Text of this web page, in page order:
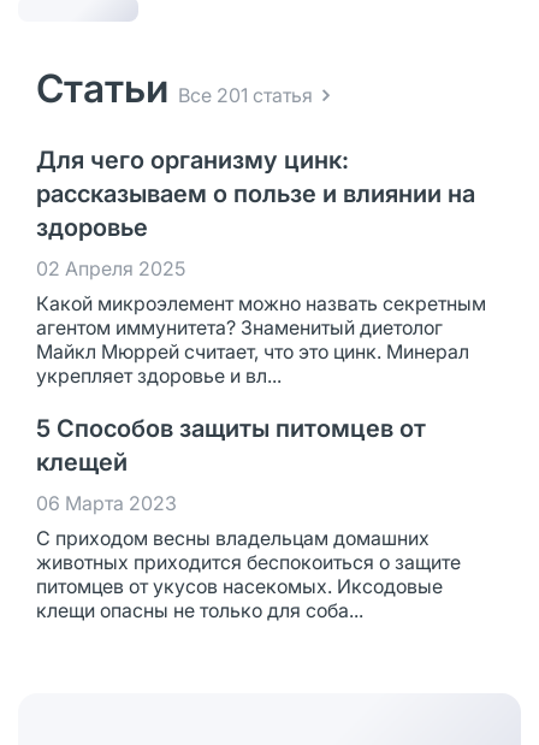
Статьи Все 201 статья
Для чего организму цинк:
рассказываем о пользе и влиянии на
здоровье
02 Апреля 2025
Какой микроэлемент можно назвать секретным
агентом иммунитета? Знаменитый диетолог
Майкл Мюррей считает, что это цинк. Минерал
укрепляет здоровье и вл...
5 Способов защиты питомцев от
клещей
06 Марта 2023
С приходом весны владельцам домашних
животных приходится беспокоиться о защите
питомцев от укусов насекомых. Иксодовые
клещи опасны не только для соба...